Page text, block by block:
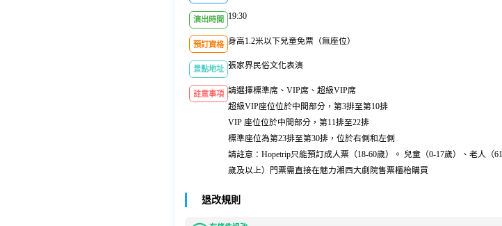
演出時間 19:30
預訂資格 身高1.2米以下兒童免票（無座位）
景點地址 張家界民俗文化表演
註意事項 請選擇標準席、VIP席、超級VIP席
超級VIP座位位於中間部分，第3排至第10排
VIP 座位位於中間部分，第11排至22排
標準座位為第23排至第30排，位於右側和左側
請註意：Hopetrip只能預訂成人票（18-60歲）。 兒童（0-17歲）、老人（61
歲及以上）門票需直接在魅力湘西大劇院售票櫃枱購買
退改規則